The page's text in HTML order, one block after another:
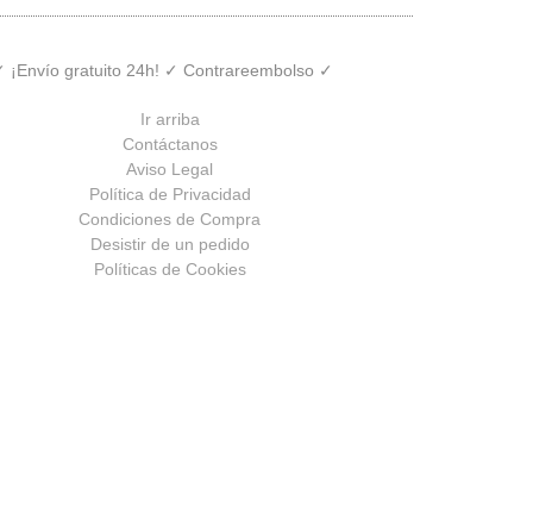
¡Envío gratuito 24h! ✓ Contrareembolso ✓
Ir arriba
Contáctanos
Aviso Legal
Política de Privacidad
Condiciones de Compra
Desistir de un pedido
Políticas de Cookies